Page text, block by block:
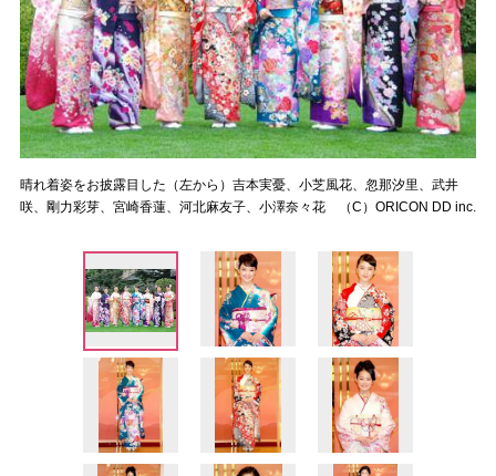
晴れ着姿をお披露目した（左から）吉本実憂、小芝風花、忽那汐里、武井
咲、剛力彩芽、宮崎香蓮、河北麻友子、小澤奈々花 （C）ORICON DD inc.